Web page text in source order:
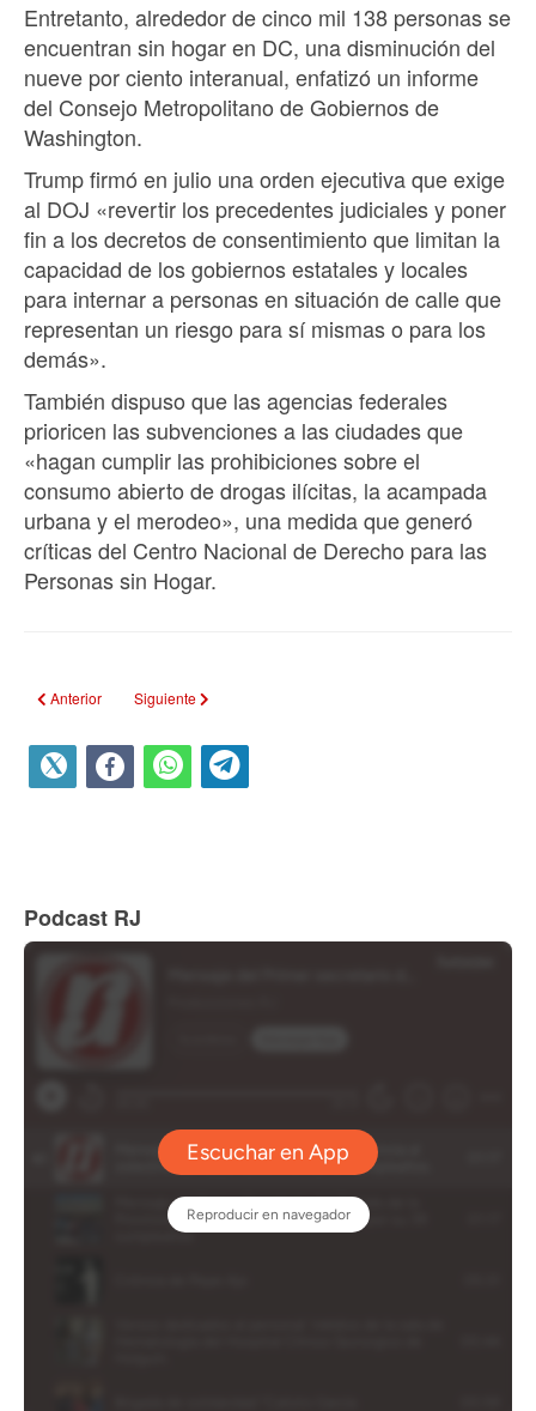
Entretanto, alrededor de cinco mil 138 personas se
encuentran sin hogar en DC, una disminución del
nueve por ciento interanual, enfatizó un informe
del Consejo Metropolitano de Gobiernos de
Washington.
Trump firmó en julio una orden ejecutiva que exige
al DOJ «revertir los precedentes judiciales y poner
fin a los decretos de consentimiento que limitan la
capacidad de los gobiernos estatales y locales
para internar a personas en situación de calle que
representan un riesgo para sí mismas o para los
demás».
También dispuso que las agencias federales
prioricen las subvenciones a las ciudades que
«hagan cumplir las prohibiciones sobre el
consumo abierto de drogas ilícitas, la acampada
urbana y el merodeo», una medida que generó
críticas del Centro Nacional de Derecho para las
Personas sin Hogar.
Artículo anterior: Putin expresó a Trump condiciones de Rusia para fin del
Anterior Artículo siguiente: Cubano agradecido evoca a Fidel Castro
Siguiente
Podcast RJ